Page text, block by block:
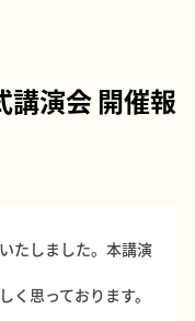
演会 開催報
たしました。本講演
思っております。